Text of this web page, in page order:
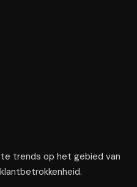
trends op het gebied van